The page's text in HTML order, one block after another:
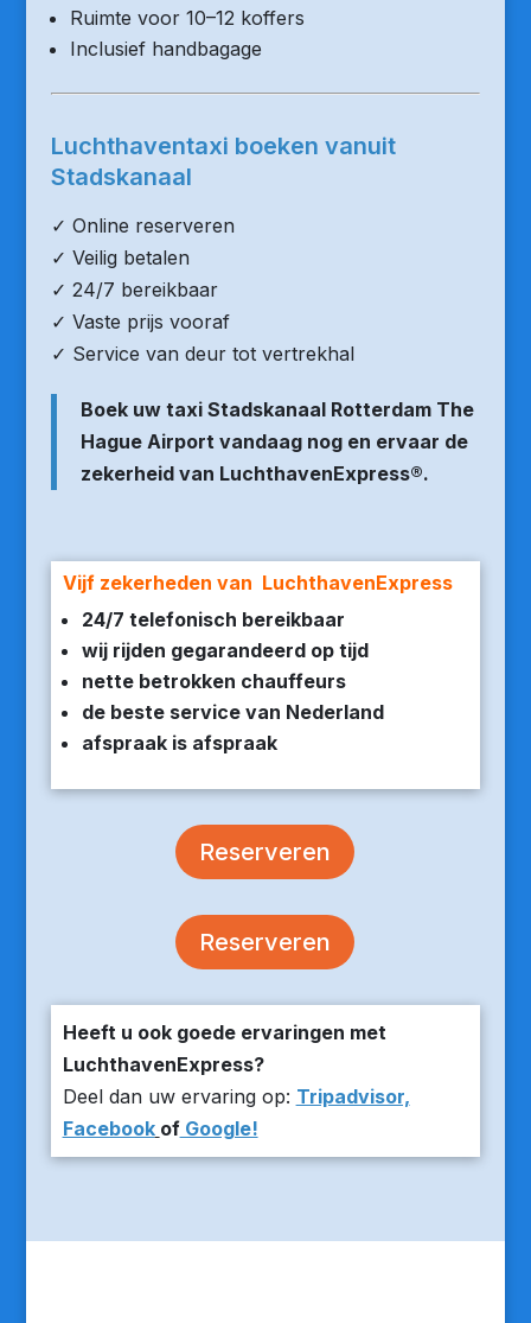
Ruimte voor 10–12 koffers
Inclusief handbagage
Luchthaventaxi boeken vanuit
Stadskanaal
✓ Online reserveren
✓ Veilig betalen
✓ 24/7 bereikbaar
✓ Vaste prijs vooraf
✓ Service van deur tot vertrekhal
Boek uw taxi Stadskanaal Rotterdam The
Hague Airport vandaag nog en ervaar de
zekerheid van LuchthavenExpress®.
Vijf zekerheden van LuchthavenExpress
24/7 telefonisch bereikbaar
wij rijden gegarandeerd op tijd
nette betrokken chauffeurs
de beste service van Nederland
afspraak is afspraak
Reserveren
Reserveren
Heeft u ook goede ervaringen met
LuchthavenExpress?
Deel dan uw ervaring op: Tripadvisor,
Facebook ofGoogle!